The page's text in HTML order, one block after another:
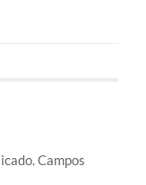
Campos